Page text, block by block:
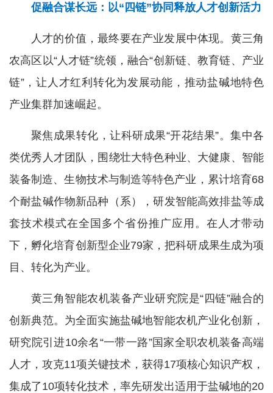
促融合谋长远：以“四链”协同释放人才创新活力
人才的价值，最终要在产业发展中体现。黄三角
农高区以“人才链”统领，融合“创新链、教育链、产业
链”，让人才红利转化为发展动能，推动盐碱地特色
产业集群加速崛起。
聚焦成果转化，让科研成果“开花结果”。集中各
类优秀人才团队，围绕壮大特色种业、大健康、智能
装备制造、生物技术与制造等特色产业，累计培育68
个耐盐碱作物新品种（系），研发智能高效排盐等成
套技术模式在全国多个省份推广应用。在人才带动
下，孵化培育创新型企业79家，把科研成果生成为项
目、转化为产业。
黄三角智能农机装备产业研究院是“四链”融合的
创新典范。为全面实施盐碱地智能农机产业化创新，
研究院引进10余名“一带一路”国家全职农机装备高端
人才，攻克11项关键技术，获得17项核心知识产权，
集成了10项转化技术，率先研发出适用于盐碱地的20